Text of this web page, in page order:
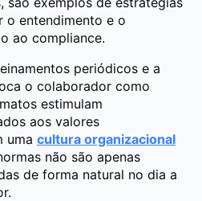
o entendimento e o
ao compliance.
periódicos e a
o colaborador como
estimulam
aos valores
uma cultura organizacional
não são apenas
de forma natural no dia a